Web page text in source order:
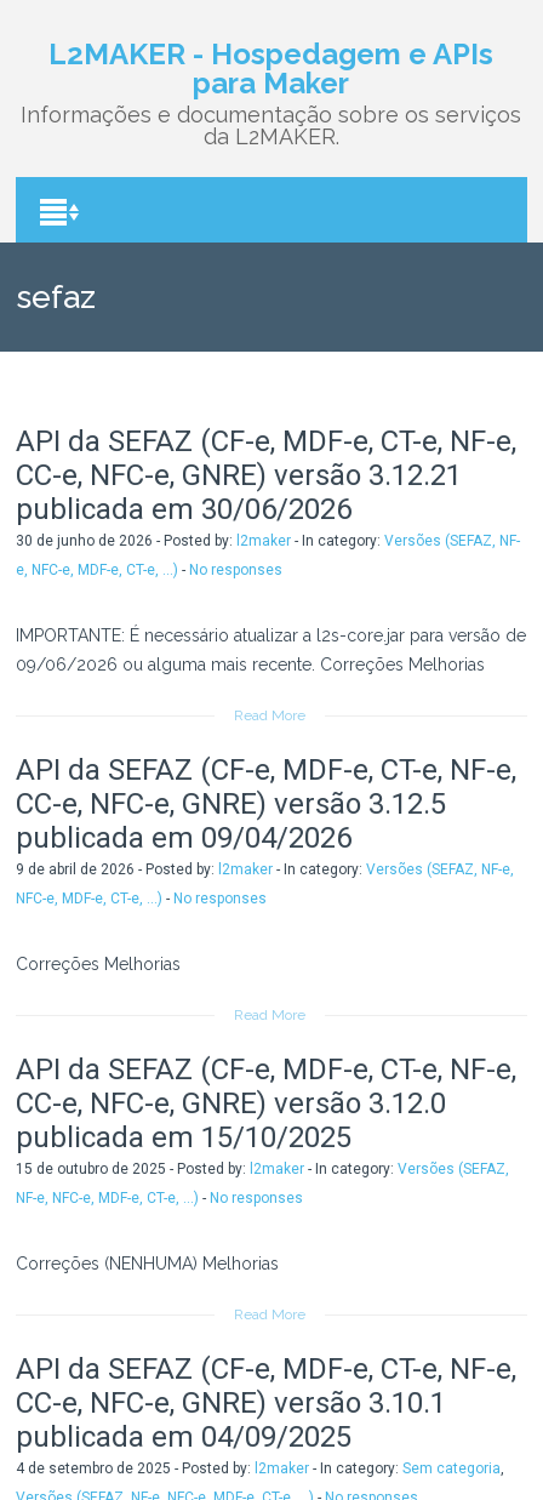
L2MAKER - Hospedagem e APIs
para Maker
Informações e documentação sobre os serviços
da L2MAKER.
sefaz
API da SEFAZ (CF-e, MDF-e, CT-e, NF-e,
CC-e, NFC-e, GNRE) versão 3.12.21
publicada em 30/06/2026
30 de junho de 2026 - Posted by: l2maker - In category:Versões (SEFAZ, NF-
e, NFC-e, MDF-e, CT-e, ...) - No responses
IMPORTANTE: É necessário atualizar a l2s-core.jar para versão de
09/06/2026 ou alguma mais recente. Correções Melhorias
Read More
API da SEFAZ (CF-e, MDF-e, CT-e, NF-e,
CC-e, NFC-e, GNRE) versão 3.12.5
publicada em 09/04/2026
9 de abril de 2026 - Posted by: l2maker - In category:Versões (SEFAZ, NF-e,
NFC-e, MDF-e, CT-e, ...) - No responses
Correções Melhorias
Read More
API da SEFAZ (CF-e, MDF-e, CT-e, NF-e,
CC-e, NFC-e, GNRE) versão 3.12.0
publicada em 15/10/2025
15 de outubro de 2025 - Posted by: l2maker - In category:Versões (SEFAZ,
NF-e, NFC-e, MDF-e, CT-e, ...) - No responses
Correções (NENHUMA) Melhorias
Read More
API da SEFAZ (CF-e, MDF-e, CT-e, NF-e,
CC-e, NFC-e, GNRE) versão 3.10.1
publicada em 04/09/2025
4 de setembro de 2025 - Posted by: l2maker - In category:Sem categoria,